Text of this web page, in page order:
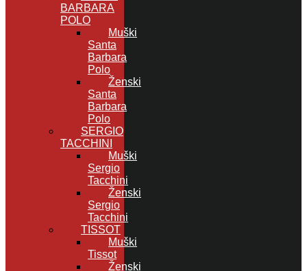
BARBARA
POLO
Muški
Santa
Barbara
Polo
Ženski
Santa
Barbara
Polo
SERGIO
TACCHINI
Muški
Sergio
Tacchini
Ženski
Sergio
Tacchini
TISSOT
Muški
Tissot
Ženski